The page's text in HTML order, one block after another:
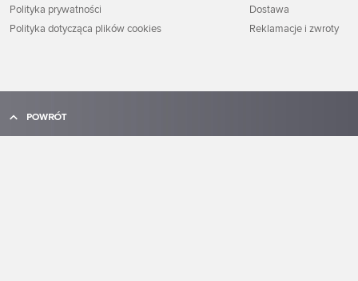
Polityka prywatności
Polityka dotycząca plików cookies
Dostawa
Reklamacje i zwroty